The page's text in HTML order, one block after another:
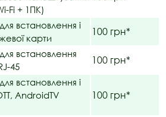
Fi + 1ПК)
встановлення і
карти
100 грн*
встановлення
45
100 грн*
встановлення і
AndroidTV
100 грн*